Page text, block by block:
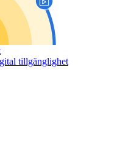
tillgänglighet